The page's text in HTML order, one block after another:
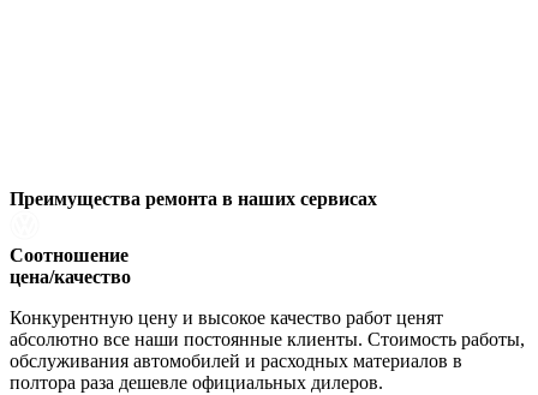
Преимущества ремонта в наших сервисах
Соотношение
цена/качество
Конкурентную цену и высокое качество работ ценят
абсолютно все наши постоянные клиенты. Стоимость работы,
обслуживания автомобилей и расходных материалов в
полтора раза дешевле официальных дилеров.